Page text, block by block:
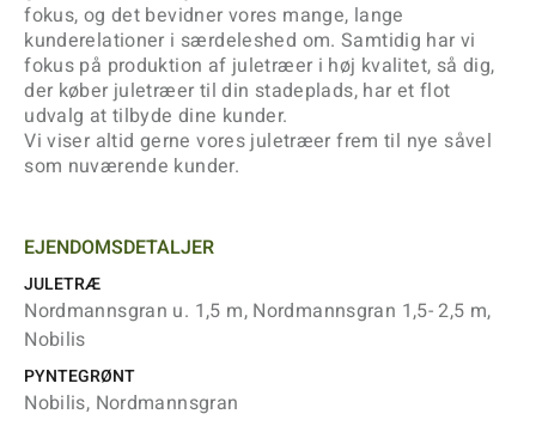
fokus, og det bevidner vores mange, lange
kunderelationer i særdeleshed om. Samtidig har vi
fokus på produktion af juletræer i høj kvalitet, så dig,
der køber juletræer til din stadeplads, har et flot
udvalg at tilbyde dine kunder.
Vi viser altid gerne vores juletræer frem til nye såvel
som nuværende kunder.
EJENDOMSDETALJER
JULETRÆ
Nordmannsgran u. 1,5 m, Nordmannsgran 1,5- 2,5 m,
Nobilis
PYNTEGRØNT
Nobilis, Nordmannsgran